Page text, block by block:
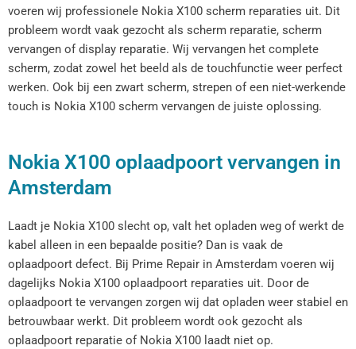
voeren wij professionele Nokia X100 scherm reparaties uit. Dit
probleem wordt vaak gezocht als scherm reparatie, scherm
vervangen of display reparatie. Wij vervangen het complete
scherm, zodat zowel het beeld als de touchfunctie weer perfect
werken. Ook bij een zwart scherm, strepen of een niet-werkende
touch is Nokia X100 scherm vervangen de juiste oplossing.
Nokia X100 oplaadpoort vervangen in
Amsterdam
Laadt je Nokia X100 slecht op, valt het opladen weg of werkt de
kabel alleen in een bepaalde positie? Dan is vaak de
oplaadpoort defect. Bij Prime Repair in Amsterdam voeren wij
dagelijks Nokia X100 oplaadpoort reparaties uit. Door de
oplaadpoort te vervangen zorgen wij dat opladen weer stabiel en
betrouwbaar werkt. Dit probleem wordt ook gezocht als
oplaadpoort reparatie of Nokia X100 laadt niet op.